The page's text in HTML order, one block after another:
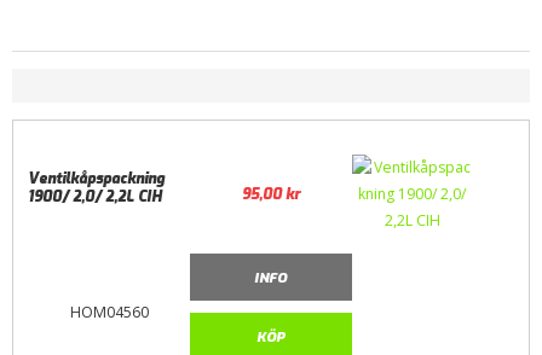
HOM04560
Ventilkåpspackning
1900/ 2,0/ 2,2L CIH
95,00kr
INFO
KÖP